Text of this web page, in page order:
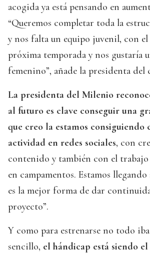
acogida ya está pensando en
“Queremos completar toda la
y nos falta un equipo juvenil, con el
próxima temporada y nos gustaría
femenino”, añade la presidenta del
La presidenta del Milenio
al futuro es clave conseguir una
que creo la estamos consiguiendo
actividad en redes sociales, con
contenido y también con el trabajo
en campamentos. Estamos
es la mejor forma de dar
proyecto”.
Y como para estrenarse no todo
sencillo, el hándicap está siendo el